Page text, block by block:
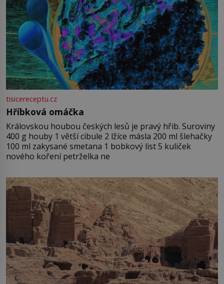
tisicereceptu.cz
Hříbková omáčka
Královskou houbou českých lesů je pravý hřib. Suroviny
400 g houby 1 větší cibule 2 lžíce másla 200 ml šlehačky
100 ml zakysané smetana 1 bobkový list 5 kuliček
nového koření petrželka ne